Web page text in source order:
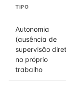
TIPO
Autonomia
(ausência de
supervisão
no próprio
trabalho